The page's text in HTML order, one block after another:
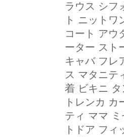
ラウス シフ
ト ニット
コート アウ
ーター スト
キャバ フレ
ス マタニテ
着 ビキニ
トレンカ
ティ ママ
トドア フ